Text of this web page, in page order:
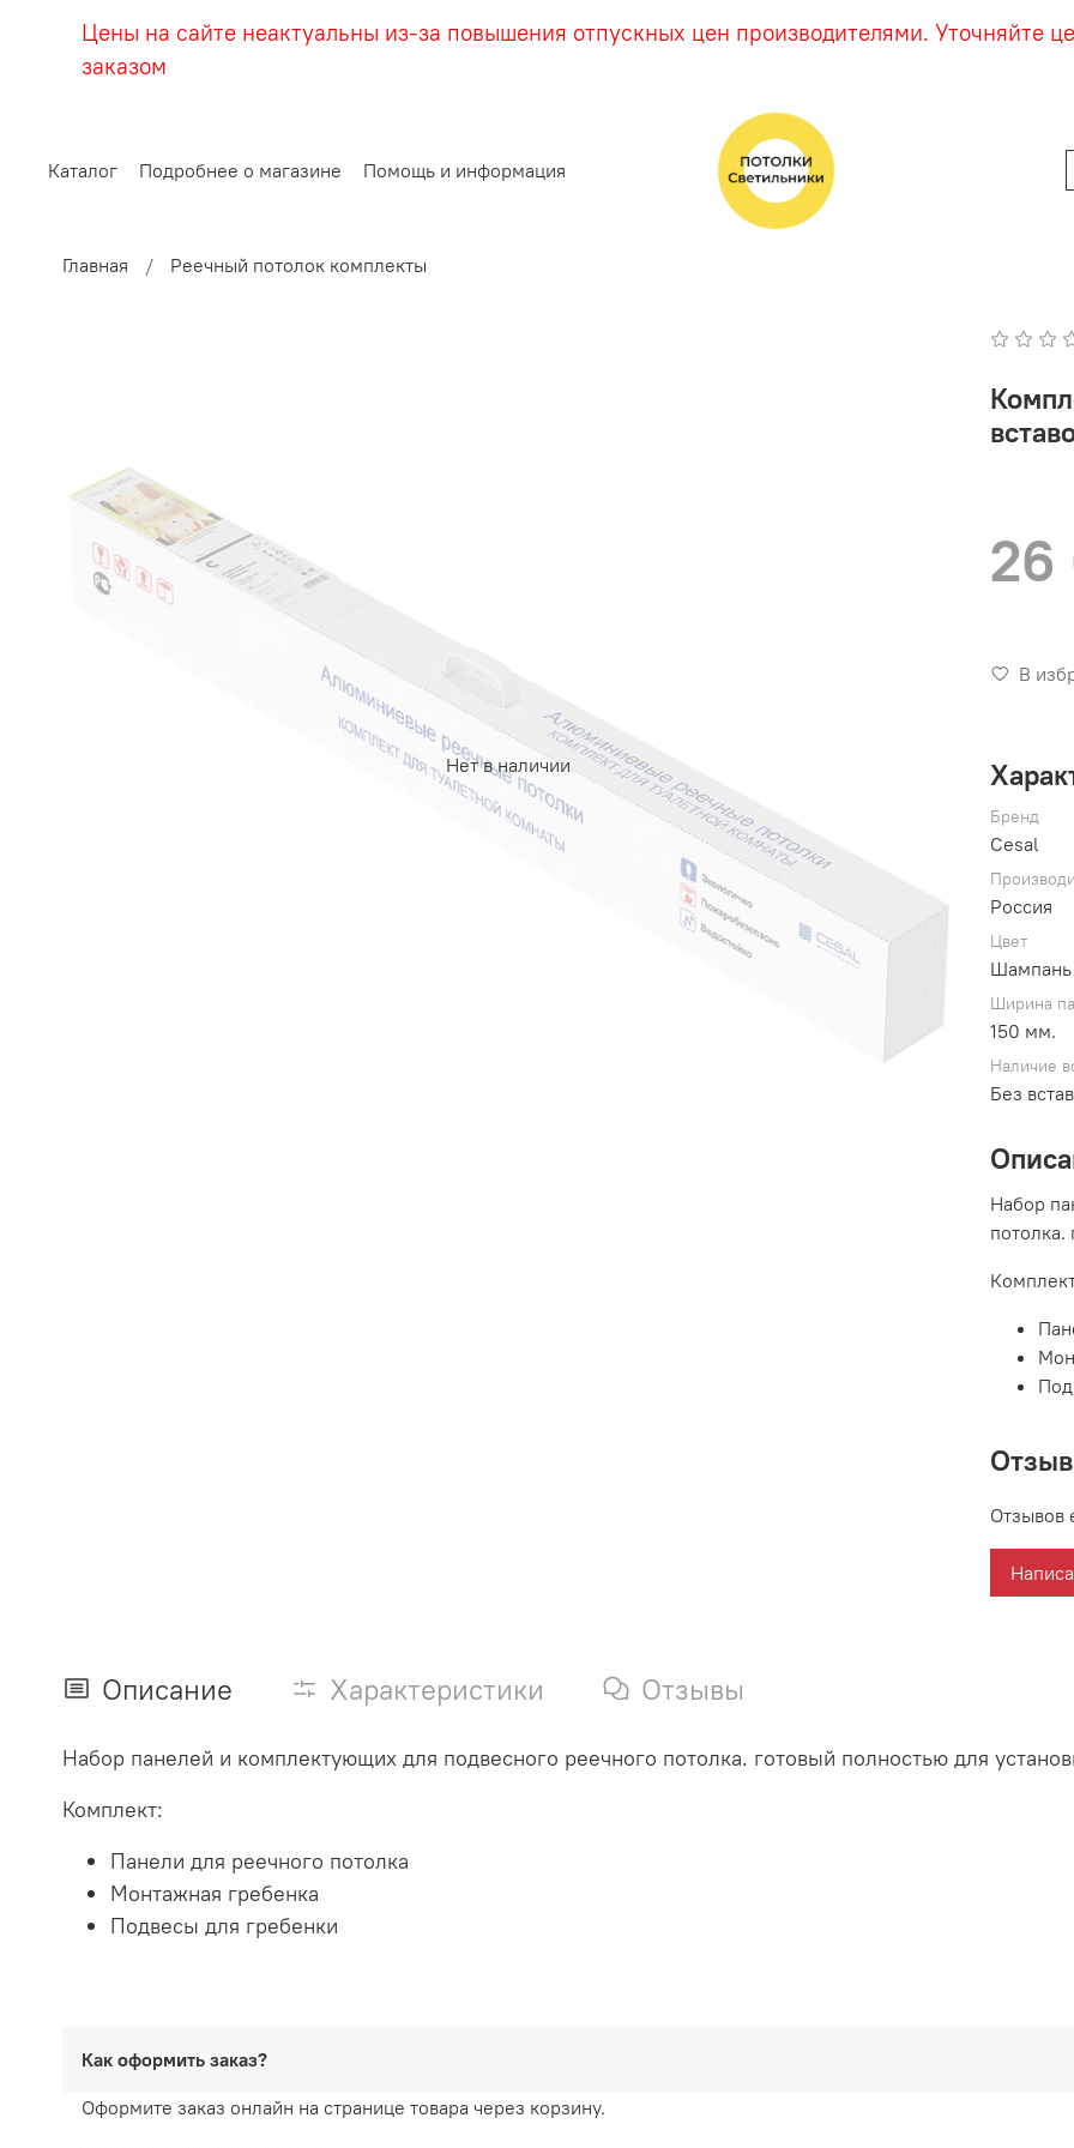
Цены на сайте неактуальны из-за повышения отпускных цен производителями. Уточняйте
заказом
Каталог Подробнее о магазине Помощь и информация
Главная Реечный потолок комплекты
Нет в наличии
26
В
Бренд
Cesal
Россия
Цвет
Шампань
Ширина
150 мм.
Наличие
Без
Набор
потолка.
Отзывов
Описание Характеристики Отзывы
Набор панелей и комплектующих для подвесного реечного потолка. готовый полностью для
Комплект:
Панели для реечного потолка
Монтажная гребенка
Подвесы для гребенки
Как оформить заказ?
Оформите заказ онлайн на странице товара через корзину.